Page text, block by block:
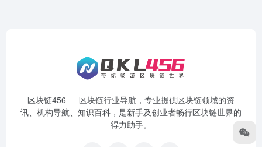
区块链456 — 区块链行业导航，专业提供区块链领域的资
讯、机构导航、知识百科，是新手及创业者畅行区块链世界的
得力助手。